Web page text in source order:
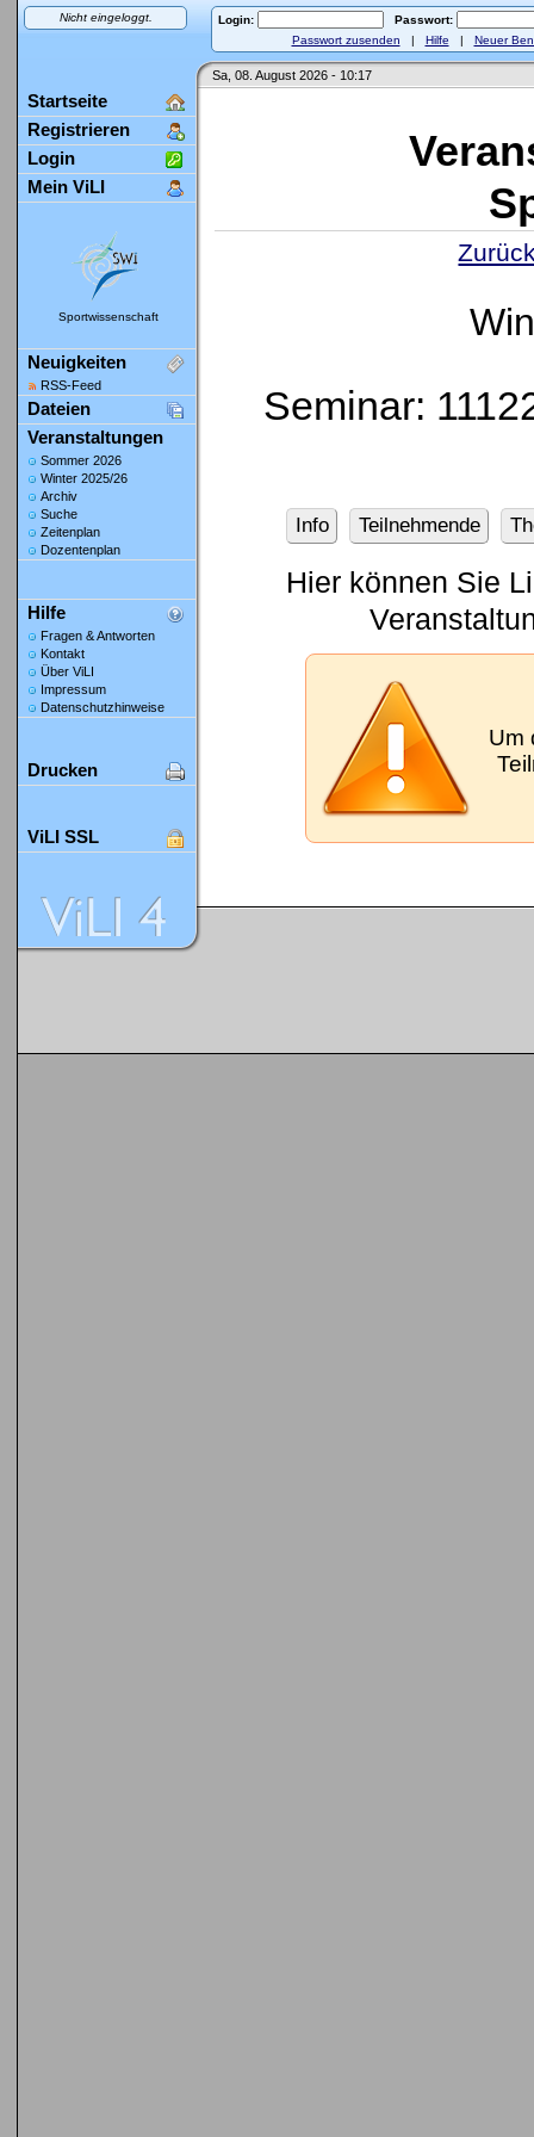
Nicht eingeloggt. Login:
Passwort:
Passwort zusenden | Hilfe | Neuer
Sa, 08. August 2026 - 10:17
Startseite
Registrieren
Login
Mein ViLI
Sportwissenschaft
Neuigkeiten
RSS-Feed
Dateien
Veranstaltungen
Sommer 2026
Winter 2025/26
Archiv
Suche
Zeitenplan
Dozentenplan
Hilfe
Fragen & Antworten
Kontakt
Über ViLI
Impressum
Datenschutzhinweise
Drucken
ViLI SSL
Seminar:
Info Teilnehmende
Hier können Sie
Um